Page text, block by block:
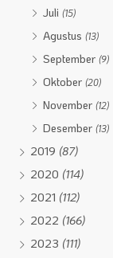
Juli(15)
Agustus(13)
September(9)
Oktober(20)
November(12)
Desember(13)
2019 (87)
2020 (114)
2021 (112)
2022 (166)
2023 (111)